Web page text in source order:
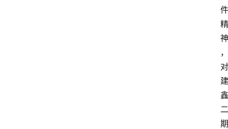
件
精
神
，
对
建
鑫
二
期